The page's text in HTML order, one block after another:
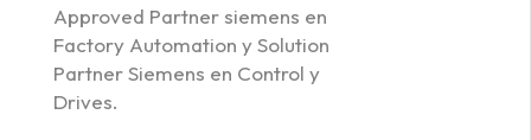
Approved Partner siemens en
Factory Automation y Solution
Partner Siemens en Control y
Drives.